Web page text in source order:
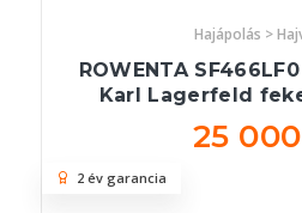
Hajápolás >
ROWENTA
Karl Lagerfeld
25
2 év garancia